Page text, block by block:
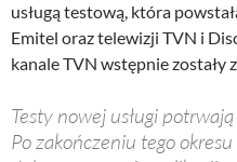
usługą testową, która
Emitel oraz telewizji TVN i
kanale TVN wstępnie zostały
Testy nowej usługi
Po zakończeniu tego